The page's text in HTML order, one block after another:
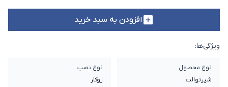
افزودن به سبد خرید
ویژگی‌ها:
نوع محصول
شیرتوالت
نوع نصب
روکار